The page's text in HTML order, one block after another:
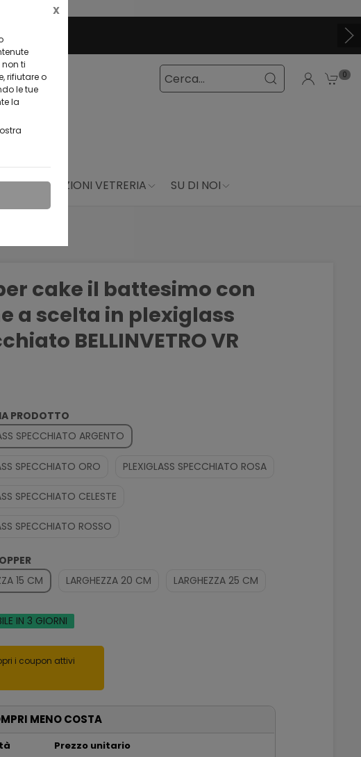
ti
rifiutare o
le tue
la
X
0
PRODUZIONI VETRERIA SU DI NOI
cake il battesimo con
a scelta in plexiglass
BELLINVETRO VR
PRODOTTO
SPECCHIATO ARGENTO
SPECCHIATO ORO PLEXIGLASS SPECCHIATO ROSA
SPECCHIATO CELESTE
SPECCHIATO ROSSO
15 CM
LARGHEZZA 20 CM LARGHEZZA 25 CM
IN 3 GIORNI
i coupon attivi
MENO COSTA
Prezzo unitario